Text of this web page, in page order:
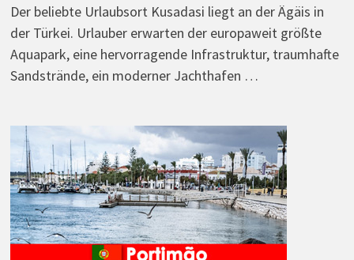
Der beliebte Urlaubsort Kusadasi liegt an der Ägäis in
der Türkei. Urlauber erwarten der europaweit größte
Aquapark, eine hervorragende Infrastruktur, traumhafte
Sandstrände, ein moderner Jachthafen …